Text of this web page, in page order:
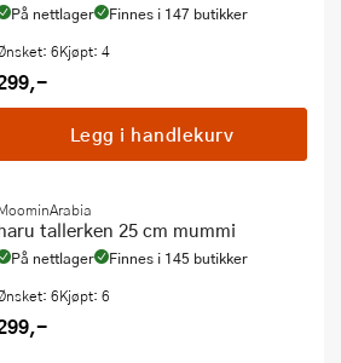
På nettlager Finnes i 147 butikker
6Kjøpt: 4
Legg i handlekurv
tallerken 25 cm mummi
På nettlager Finnes i 145 butikker
6Kjøpt: 6